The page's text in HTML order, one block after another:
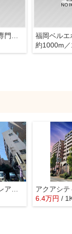
約1000m
アクアシテ
6.4万円 /